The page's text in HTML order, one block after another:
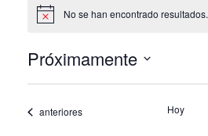
Notice No se han encontrado resultados.
Próximamente
Seleccione
fecha.
Eventos
anteriores Hoy